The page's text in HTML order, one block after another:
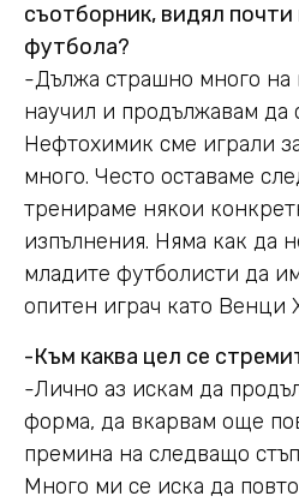
съотборник, видял почти
футбола?
-Дължа страшно много на
научил и продължавам да
Нефтохимик сме играли
много. Често оставаме
тренираме някои
изпълнения. Няма как да
младите футболисти да
опитен играч като Венци
-Към каква цел се
-Лично аз искам да
форма, да вкарвам още
премина на следващо
Много ми се иска да